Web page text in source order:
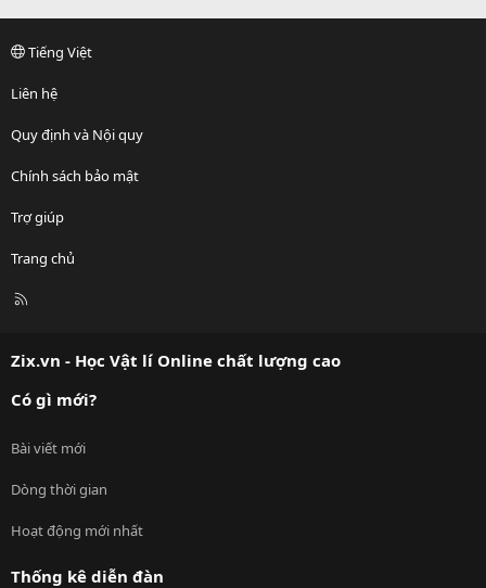
Tiếng Việt
Liên hệ
Quy định và Nội quy
Chính sách bảo mật
Trợ giúp
Trang chủ
R
Zix.vn - Học Vật lí Online chất lượng cao
Có gì mới?
Bài viết mới
Dòng thời gian
Hoạt động mới nhất
Thống kê diễn đàn